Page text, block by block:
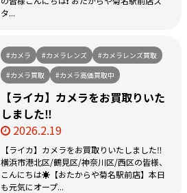
タ...
#カメラ #カメラレンズ
#カメラレンズ買取
#カメラ買取
#カメラ高価買取中
【ライカ】カメラをお買取りいた
しました‼️
2026.2.19
【ライカ】カメラをお買取りいたしました‼️
横浜市港北区/鶴見区/神奈川区/西区の皆様、
こんにちは☀️【おたからや菊名駅前店】本日
も元気にオープ...